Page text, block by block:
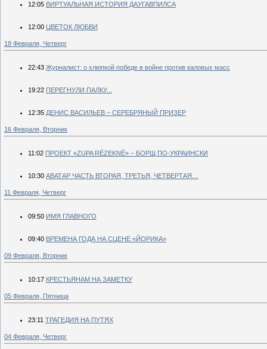
12:05 ВИРТУАЛЬНАЯ ИСТОРИЯ ДАУГАВПИЛСА
12:00 ЦВЕТОК ЛЮБВИ
18 Февраля, Четверг
22:43 Журналист: о хлюпкой победе в войне против каловых масс
19:22 ПЕРЕГНУЛИ ПАЛКУ...
12:35 ДЕНИС ВАСИЛЬЕВ – СЕРЕБРЯНЫЙ ПРИЗЕР
16 Февраля, Вторник
11:02 ПРОЕКТ «ZUPA RĒZEKNĒ» – БОРЩ ПО-УКРАИНСКИ
10:30 АВАТАР ЧАСТЬ ВТОРАЯ, ТРЕТЬЯ, ЧЕТВЕРТАЯ…
11 Февраля, Четверг
09:50 ИМЯ ГЛАВНОГО
09:40 ВРЕМЕНА ГОДА НА СЦЕНЕ «ЙОРИКА»
09 Февраля, Вторник
10:17 КРЕСТЬЯНАМ НА ЗАМЕТКУ
05 Февраля, Пятница
23:11 ТРАГЕДИЯ НА ПУТЯХ
04 Февраля, Четверг